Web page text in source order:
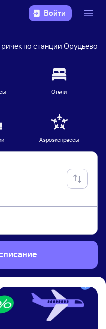
Войти
по станции Орудьево
Отели
Аэроэкспрессы